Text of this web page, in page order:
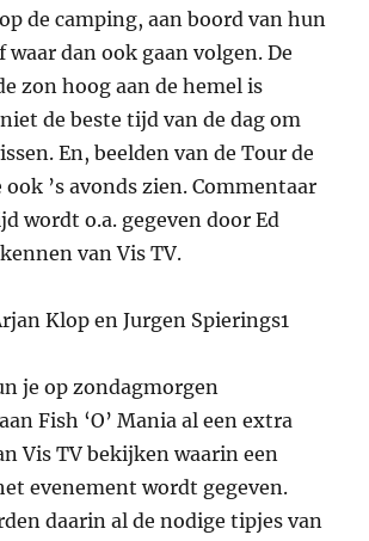
de camping, aan boord van hun
dan ook gaan volgen. De
zon hoog aan de hemel is
de beste tijd van de dag om
En, beelden van de Tour de
’s avonds zien. Commentaar
wordt o.a. gegeven door Ed
van Vis TV.
je op zondagmorgen
Fish ‘O’ Mania al een extra
Vis TV bekijken waarin een
evenement wordt gegeven.
daarin al de nodige tipjes van